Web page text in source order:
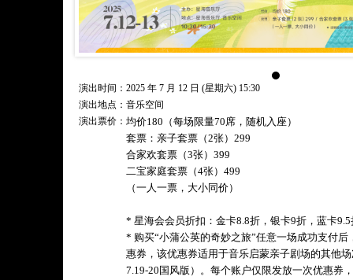
演出时间：2025 年 7 月 12 日 (星期六) 15:30
演出地点：音乐空间
演出票价： 均价180（每场限量70席，随机入座）
套票：亲子套票（2张）299
合家欢套票（3张）399
二宝家庭套票（4张）499
（一人一票，大小同价）
* 星海会会员折扣：金卡8.8折，银卡9折，蓝卡
* 购买“小蒲公英的奇妙之旅”任意一场成功支付后
惠券，该优惠券适用于音乐启蒙亲子剧场的其他
7.19-20国风版）。每个账户仅限发放一次优惠券